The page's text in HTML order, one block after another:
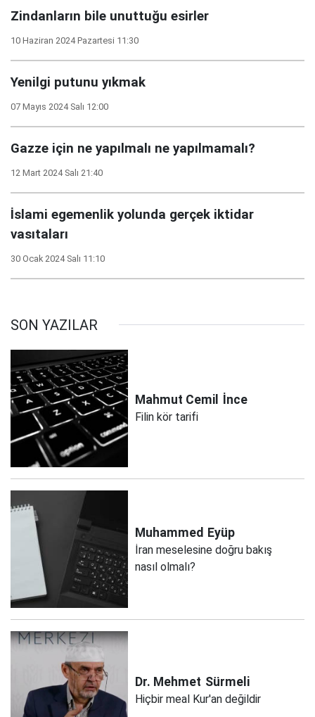
Zindanların bile unuttuğu esirler
10 Haziran 2024 Pazartesi 11:30
Yenilgi putunu yıkmak
07 Mayıs 2024 Salı 12:00
Gazze için ne yapılmalı ne yapılmamalı?
12 Mart 2024 Salı 21:40
İslami egemenlik yolunda gerçek iktidar
vasıtaları
30 Ocak 2024 Salı 11:10
SON YAZILAR
Mahmut Cemil İnce
Filin kör tarifi
Muhammed Eyüp
İran meselesine doğru bakış
nasıl olmalı?
Dr. Mehmet Sürmeli
Hiçbir meal Kur'an değildir